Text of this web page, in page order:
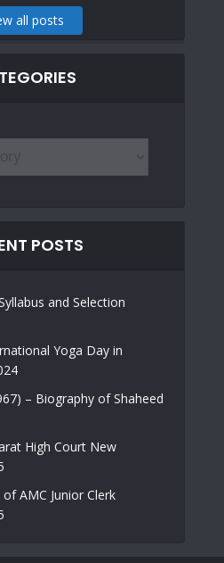
all posts
POSTS
and Selection
Yoga Day in
– Biography of Shaheed
High Court New
AMC Junior Clerk